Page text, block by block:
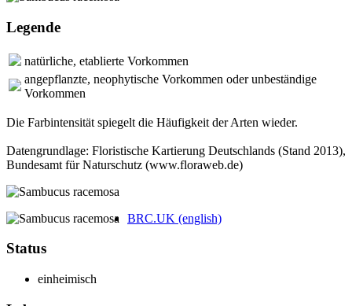
Legende
natürliche, etablierte Vorkommen
angepflanzte, neophytische Vorkommen oder unbeständige
Vorkommen
Die Farbintensität spiegelt die Häufigkeit der Arten wieder.
Datengrundlage: Floristische Kartierung Deutschlands (Stand 2013),
Bundesamt für Naturschutz (www.floraweb.de)
Status
einheimisch
BRC.UK (english)